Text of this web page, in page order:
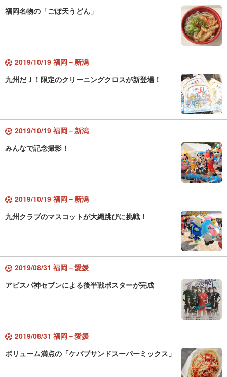
福岡名物の「ごぼ天うどん」
2019/10/19 福岡－新潟
九州だＪ！限定のクリーニングクロスが新登場！
2019/10/19 福岡－新潟
みんなで記念撮影！
2019/10/19 福岡－新潟
九州クラブのマスコットが大縄跳びに挑戦！
2019/08/31 福岡－愛媛
アビスパ神セブンによる後半戦ポスターが完成
2019/08/31 福岡－愛媛
ボリューム満点の「ケバブサンドスーパーミックス」